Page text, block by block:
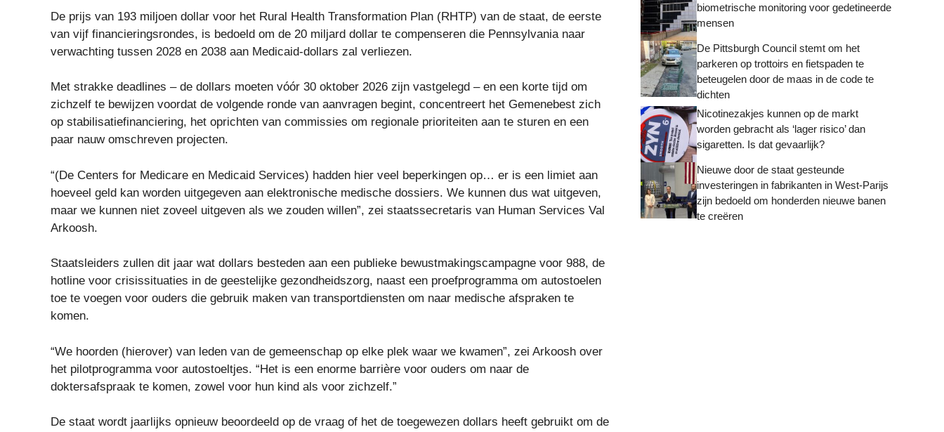
De prijs van 193 miljoen dollar voor het Rural Health Transformation Plan (RHTP) van de staat, de eerste
van vijf financieringsrondes, is bedoeld om de 20 miljard dollar te compenseren die Pennsylvania naar
verwachting tussen 2028 en 2038 aan Medicaid-dollars zal verliezen.
Met strakke deadlines – de dollars moeten vóór 30 oktober 2026 zijn vastgelegd – en een korte tijd om
zichzelf te bewijzen voordat de volgende ronde van aanvragen begint, concentreert het Gemenebest zich
op stabilisatiefinanciering, het oprichten van commissies om regionale prioriteiten aan te sturen en een
paar nauw omschreven projecten.
“(De Centers for Medicare en Medicaid Services) hadden hier veel beperkingen op… er is een limiet aan
hoeveel geld kan worden uitgegeven aan elektronische medische dossiers. We kunnen dus wat uitgeven,
maar we kunnen niet zoveel uitgeven als we zouden willen”, zei staatssecretaris van Human Services Val
Arkoosh.
Staatsleiders zullen dit jaar wat dollars besteden aan een publieke bewustmakingscampagne voor 988, de
hotline voor crisissituaties in de geestelijke gezondheidszorg, naast een proefprogramma om autostoelen
toe te voegen voor ouders die gebruik maken van transportdiensten om naar medische afspraken te
komen.
“We hoorden (hierover) van leden van de gemeenschap op elke plek waar we kwamen”, zei Arkoosh over
het pilotprogramma voor autostoeltjes. “Het is een enorme barrière voor ouders om naar de
doktersafspraak te komen, zowel voor hun kind als voor zichzelf.”
De staat wordt jaarlijks opnieuw beoordeeld op de vraag of het de toegewezen dollars heeft gebruikt om de
biometrische monitoring voor gedetineerde
mensen
De Pittsburgh Council stemt om het
parkeren op trottoirs en fietspaden te
beteugelen door de maas in de code te
dichten
Nicotinezakjes kunnen op de markt
worden gebracht als ‘lager risico’ dan
sigaretten. Is dat gevaarlijk?
Nieuwe door de staat gesteunde
investeringen in fabrikanten in West-Parijs
zijn bedoeld om honderden nieuwe banen
te creëren